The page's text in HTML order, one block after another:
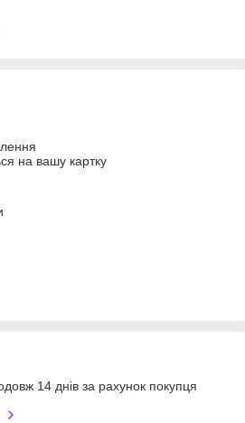
на вашу картку
14 днів за рахунок покупця